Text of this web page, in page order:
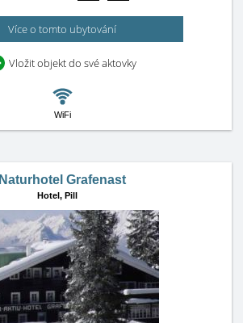
Více o tomto ubytování
Vložit objekt do své aktovky
WiFi
Naturhotel Grafenast
Hotel, Pill